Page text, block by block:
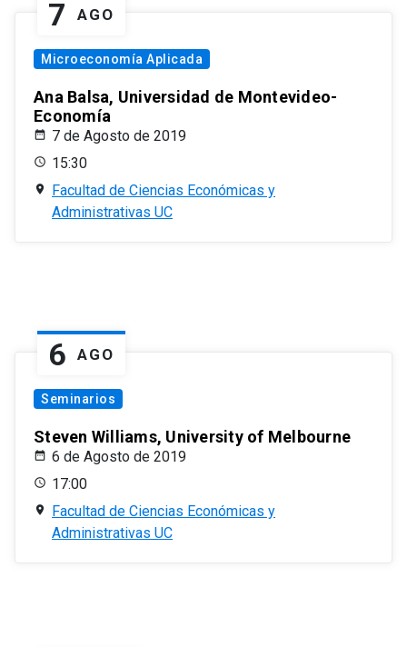
7 AGO
Microeconomía Aplicada
Ana Balsa, Universidad de Montevideo-
Economía
7 de Agosto de 2019
15:30
Facultad de Ciencias Económicas y
Administrativas UC
6 AGO
Seminarios
Steven Williams, University of Melbourne
6 de Agosto de 2019
17:00
Facultad de Ciencias Económicas y
Administrativas UC